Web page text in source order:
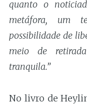
quanto o
metáfora, um
possibilidade de
meio de
tranquila.”
No livro de